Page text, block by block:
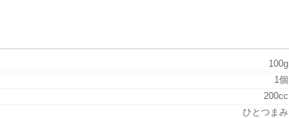
100g
1個
200cc
ひとつまみ